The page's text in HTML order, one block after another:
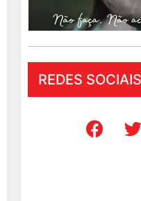
REDES SOCIAIS